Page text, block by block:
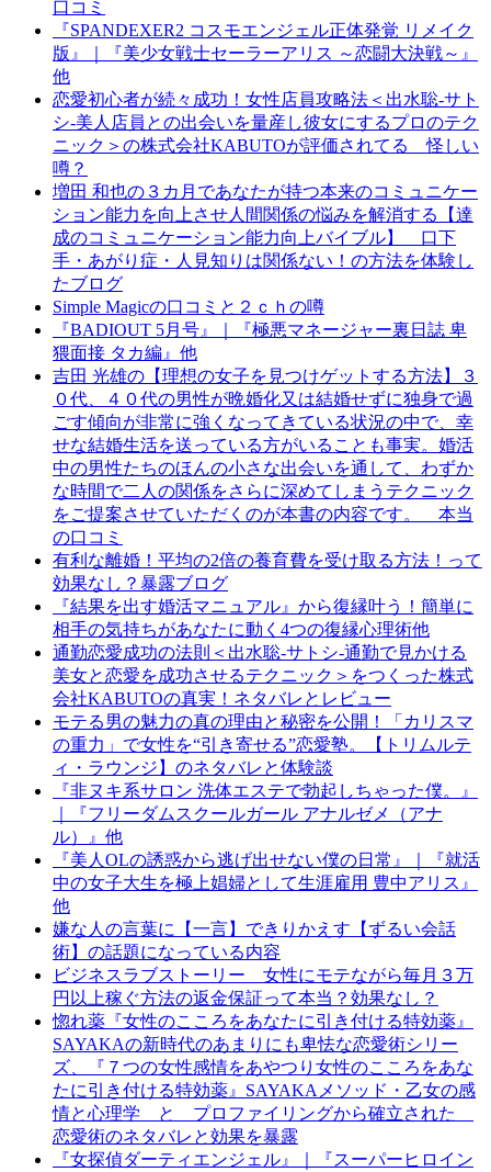
口コミ
『SPANDEXER2 コスモエンジェル正体発覚 リメイク
版』｜『美少女戦士セーラーアリス ～恋闘大決戦～』
他
恋愛初心者が続々成功！女性店員攻略法＜出水聡-サト
シ-美人店員との出会いを量産し彼女にするプロのテク
ニック＞の株式会社KABUTOが評価されてる 怪しい
噂？
増田 和也の３カ月であなたが持つ本来のコミュニケー
ション能力を向上させ人間関係の悩みを解消する【達
成のコミュニケーション能力向上バイブル】 口下
手・あがり症・人見知りは関係ない！の方法を体験し
たブログ
Simple Magicの口コミと２ｃｈの噂
『BADIOUT 5月号』｜『極悪マネージャー裏日誌 卑
猥面接 タカ編』他
吉田 光雄の【理想の女子を見つけゲットする方法】３
０代、４０代の男性が晩婚化又は結婚せずに独身で過
ごす傾向が非常に強くなってきている状況の中で、幸
せな結婚生活を送っている方がいることも事実。婚活
中の男性たちのほんの小さな出会いを通して、わずか
な時間で二人の関係をさらに深めてしまうテクニック
をご提案させていただくのが本書の内容です。 本当
の口コミ
有利な離婚！平均の2倍の養育費を受け取る方法！って
効果なし？暴露ブログ
『結果を出す婚活マニュアル』から復縁叶う！簡単に
相手の気持ちがあなたに動く4つの復縁心理術他
通勤恋愛成功の法則＜出水聡-サトシ-通勤で見かける
美女と恋愛を成功させるテクニック＞をつくった株式
会社KABUTOの真実！ネタバレとレビュー
モテる男の魅力の真の理由と秘密を公開！「カリスマ
の重力」で女性を“引き寄せる”恋愛塾。【トリムルテ
ィ・ラウンジ】のネタバレと体験談
『非ヌキ系サロン 洗体エステで勃起しちゃった僕。』
｜『フリーダムスクールガール アナルゼメ（アナ
ル）』他
『美人OLの誘惑から逃げ出せない僕の日常』｜『就活
中の女子大生を極上娼婦として生涯雇用 豊中アリス』
他
嫌な人の言葉に【一言】できりかえす【ずるい会話
術】の話題になっている内容
ビジネスラブストーリー 女性にモテながら毎月３万
円以上稼ぐ方法の返金保証って本当？効果なし？
惚れ薬『女性のこころをあなたに引き付ける特効薬』
SAYAKAの新時代のあまりにも卑怯な恋愛術シリー
ズ、『７つの女性感情をあやつり女性のこころをあな
たに引き付ける特効薬』SAYAKAメソッド・乙女の感
情と心理学 と プロファイリングから確立された
恋愛術のネタバレと効果を暴露
『女探偵ダーティエンジェル』｜『スーパーヒロイン